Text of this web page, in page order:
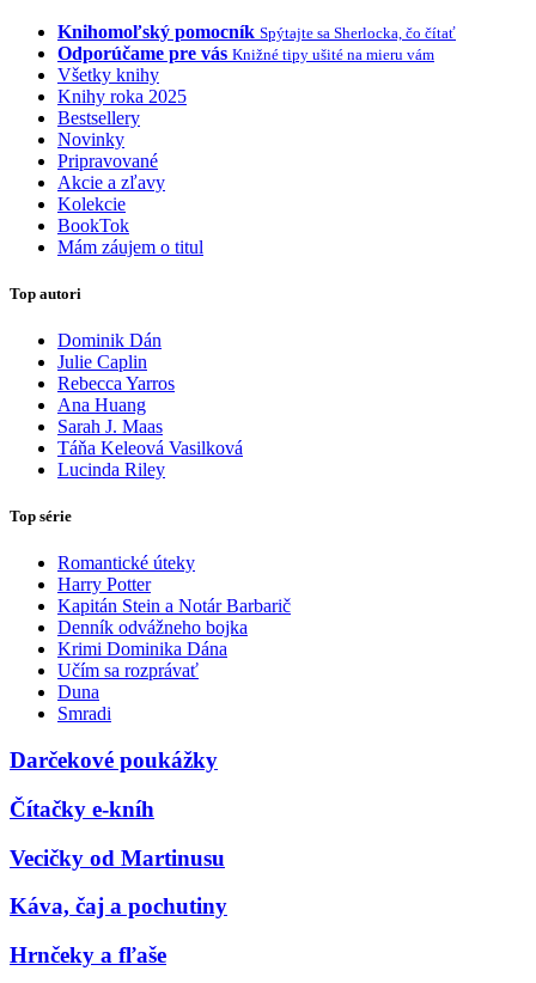
Knihomoľský pomocník Spýtajte sa Sherlocka, čo čítať
Odporúčame pre vás Knižné tipy ušité na mieru vám
Všetky knihy
Knihy roka 2025
Bestsellery
Novinky
Pripravované
Akcie a zľavy
Kolekcie
BookTok
Mám záujem o titul
Top autori
Dominik Dán
Julie Caplin
Rebecca Yarros
Ana Huang
Sarah J. Maas
Táňa Keleová Vasilková
Lucinda Riley
Top série
Romantické úteky
Harry Potter
Kapitán Stein a Notár Barbarič
Denník odvážneho bojka
Krimi Dominika Dána
Učím sa rozprávať
Duna
Smradi
Darčekové poukážky
Čítačky e-kníh
Vecičky od Martinusu
Káva, čaj a pochutiny
Hrnčeky a fľaše